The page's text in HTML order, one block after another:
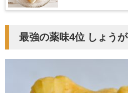
最強の薬味4位 しょうが